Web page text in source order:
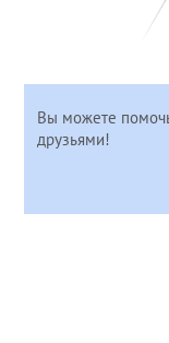
Вы можете
друзьями!